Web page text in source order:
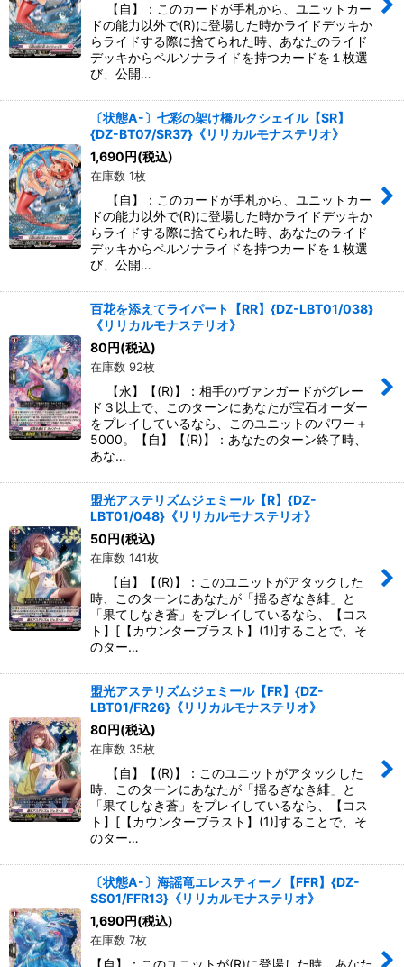
【自】：このカードが手札から、ユニットカー
ドの能力以外で(R)に登場した時かライドデッキか
らライドする際に捨てられた時、あなたのライド
デッキからペルソナライドを持つカードを１枚選
び、公開…
〔状態A-〕七彩の架け橋ルクシェイル【SR】
{DZ-BT07/SR37}《リリカルモナステリオ》
1,690円(税込)
在庫数 1枚
【自】：このカードが手札から、ユニットカー
ドの能力以外で(R)に登場した時かライドデッキか
らライドする際に捨てられた時、あなたのライド
デッキからペルソナライドを持つカードを１枚選
び、公開…
百花を添えてライパート【RR】{DZ-LBT01/038}
《リリカルモナステリオ》
80円(税込)
在庫数 92枚
【永】【(R)】：相手のヴァンガードがグレー
ド３以上で、このターンにあなたが宝石オーダー
をプレイしているなら、このユニットのパワー＋
5000。【自】【(R)】：あなたのターン終了時、
あな…
盟光アステリズムジェミール【R】{DZ-
LBT01/048}《リリカルモナステリオ》
50円(税込)
在庫数 141枚
【自】【(R)】：このユニットがアタックした
時、このターンにあなたが「揺るぎなき緋」と
「果てしなき蒼」をプレイしているなら、【コス
ト】[【カウンターブラスト】(1)]することで、そ
のター…
盟光アステリズムジェミール【FR】{DZ-
LBT01/FR26}《リリカルモナステリオ》
80円(税込)
在庫数 35枚
【自】【(R)】：このユニットがアタックした
時、このターンにあなたが「揺るぎなき緋」と
「果てしなき蒼」をプレイしているなら、【コス
ト】[【カウンターブラスト】(1)]することで、そ
のター…
〔状態A-〕海謡竜エレスティーノ【FFR】{DZ-
SS01/FFR13}《リリカルモナステリオ》
1,690円(税込)
在庫数 7枚